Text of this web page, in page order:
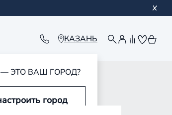
КАЗАНЬ
— ЭТО ВАШ ГОРОД?
нет, настроить город